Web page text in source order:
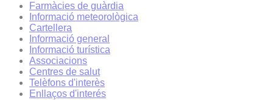
Farmàcies de guàrdia
Informació meteorològica
Cartellera
Informació general
Informació turística
Associacions
Centres de salut
Telèfons d'interès
Enllaços d'interés